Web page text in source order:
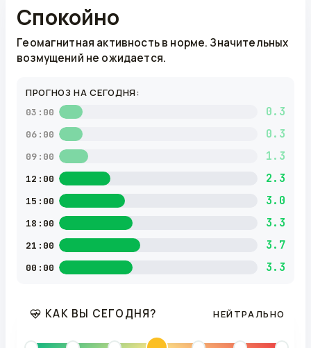
Спокойно
Геомагнитная активность в норме. Значительных
возмущений не ожидается.
ПРОГНОЗ НА СЕГОДНЯ:
03:00 0.3
06:00 0.3
09:00 1.3
12:00 2.3
15:00 3.0
18:00 3.3
21:00 3.7
00:00 3.3
КАК ВЫ СЕГОДНЯ? НЕЙТРАЛЬНО